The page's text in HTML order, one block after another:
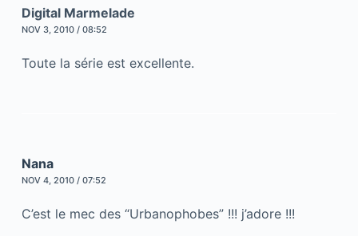
Digital Marmelade
NOV 3, 2010 / 08:52
Toute la série est excellente.
Nana
NOV 4, 2010 / 07:52
C’est le mec des “Urbanophobes” !!! j’adore !!!